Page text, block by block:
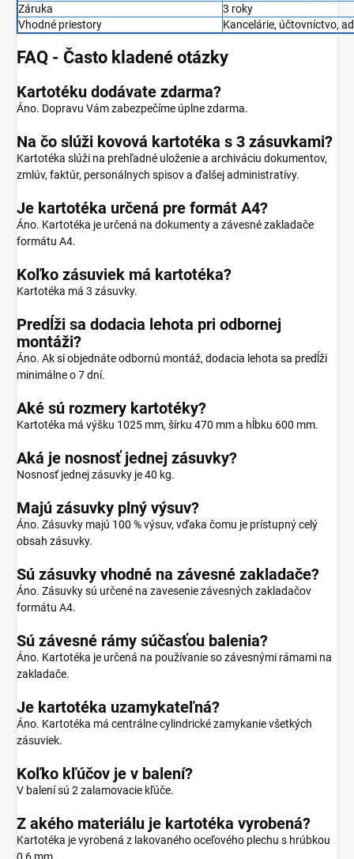
Záruka
3 roky
Vhodné priestory
Kancelárie, účtovníctvo,
FAQ - Často kladené otázky
Kartotéku dodávate zdarma?
Áno. Dopravu Vám zabezpečíme úplne zdarma.
Na čo slúži kovová kartotéka s 3 zásuvkami?
Kartotéka slúži na prehľadné uloženie a archiváciu dokumentov,
zmlúv, faktúr, personálnych spisov a ďalšej administratívy.
Je kartotéka určená pre formát A4?
Áno. Kartotéka je určená na dokumenty a závesné zakladače
formátu A4.
Koľko zásuviek má kartotéka?
Kartotéka má 3 zásuvky.
Predĺži sa dodacia lehota pri odbornej
montáži?
Áno. Ak si objednáte odbornú montáž, dodacia lehota sa predĺži
minimálne o 7 dní.
Aké sú rozmery kartotéky?
Kartotéka má výšku 1025 mm, šírku 470 mm a hĺbku 600 mm.
Aká je nosnosť jednej zásuvky?
Nosnosť jednej zásuvky je 40 kg.
Majú zásuvky plný výsuv?
Áno. Zásuvky majú 100 % výsuv, vďaka čomu je prístupný celý
obsah zásuvky.
Sú zásuvky vhodné na závesné zakladače?
Áno. Zásuvky sú určené na zavesenie závesných zakladačov
formátu A4.
Sú závesné rámy súčasťou balenia?
Áno. Kartotéka je určená na používanie so závesnými rámami na
zakladače.
Je kartotéka uzamykateľná?
Áno. Kartotéka má centrálne cylindrické zamykanie všetkých
zásuviek.
Koľko kľúčov je v balení?
V balení sú 2 zalamovacie kľúče.
Z akého materiálu je kartotéka vyrobená?
Kartotéka je vyrobená z lakovaného oceľového plechu s hrúbkou